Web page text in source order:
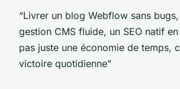
“Livrer un blog Webflow sans
gestion CMS fluide, un SEO natif en
pas juste une économie de temps,
victoire quotidienne”